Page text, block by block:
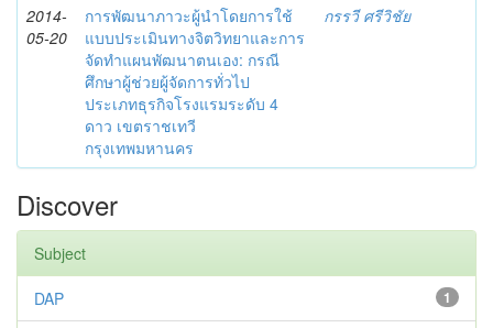
2014-
05-20
การพัฒนาภาวะผู้นำโดยการใช้
แบบประเมินทางจิตวิทยาและการ
จัดทำแผนพัฒนาตนเอง: กรณี
ศึกษาผู้ช่วยผู้จัดการทั่วไป
ประเภทธุรกิจโรงแรมระดับ 4
ดาว เขตราชเทวี
กรุงเทพมหานคร
กรรวี ศรีวิชัย
Discover
Subject
1
DAP